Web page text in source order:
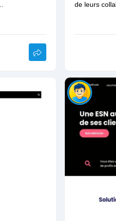
de leurs